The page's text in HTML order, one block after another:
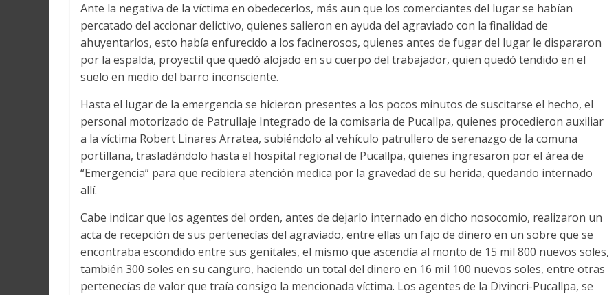
Ante la negativa de la víctima en obedecerlos, más aun que los comerciantes del lugar se habían
percatado del accionar delictivo, quienes salieron en ayuda del agraviado con la finalidad de
ahuyentarlos, esto había enfurecido a los facinerosos, quienes antes de fugar del lugar le dispararon
por la espalda, proyectil que quedó alojado en su cuerpo del trabajador, quien quedó tendido en el
suelo en medio del barro inconsciente.
Hasta el lugar de la emergencia se hicieron presentes a los pocos minutos de suscitarse el hecho, el
personal motorizado de Patrullaje Integrado de la comisaria de Pucallpa, quienes procedieron auxiliar
a la víctima Robert Linares Arratea, subiéndolo al vehículo patrullero de serenazgo de la comuna
portillana, trasladándolo hasta el hospital regional de Pucallpa, quienes ingresaron por el área de
“Emergencia” para que recibiera atención medica por la gravedad de su herida, quedando internado
allí.
Cabe indicar que los agentes del orden, antes de dejarlo internado en dicho nosocomio, realizaron un
acta de recepción de sus pertenecías del agraviado, entre ellas un fajo de dinero en un sobre que se
encontraba escondido entre sus genitales, el mismo que ascendía al monto de 15 mil 800 nuevos soles,
también 300 soles en su canguro, haciendo un total del dinero en 16 mil 100 nuevos soles, entre otras
pertenecías de valor que traía consigo la mencionada víctima. Los agentes de la Divincri-Pucallpa, se